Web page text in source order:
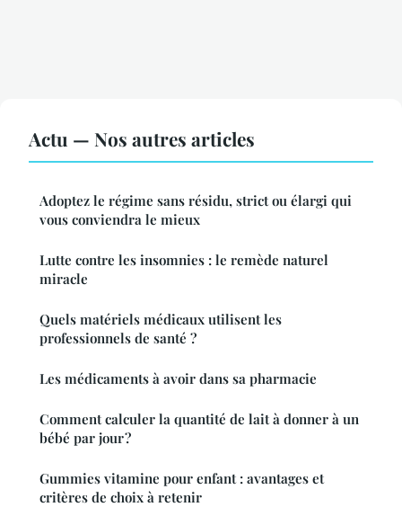
Actu — Nos autres articles
Adoptez le régime sans résidu, strict ou élargi qui
vous conviendra le mieux
Lutte contre les insomnies : le remède naturel
miracle
Quels matériels médicaux utilisent les
professionnels de santé ?
Les médicaments à avoir dans sa pharmacie
Comment calculer la quantité de lait à donner à un
bébé par jour ?
Gummies vitamine pour enfant : avantages et
critères de choix à retenir